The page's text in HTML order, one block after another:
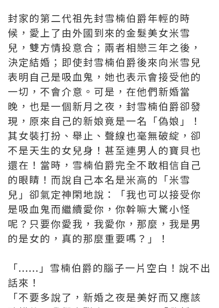
封家的第二代祖先封雪楠伯爵年輕的時
候，愛上了由外國到來的金髮美女米雪
兒，雙方情投意合；兩者相戀三年之後，
決定結婚；即使封雪楠伯爵後來向米雪兒
表明自己是吸血鬼，她也表示會接受他的
一切，不會介意。可是，在他們新婚當
晚，也是一個新月之夜，封雪楠伯爵卻發
現，原來自己的新娘竟是一名「偽娘」！
其女裝打扮、舉止、聲線也毫無破綻，卻
不是天生的女兒身！甚至連男人的寶貝也
還在！當時，雪楠伯爵完全不敢相信自己
的眼睛！而說自己本名是米高的「米雪
兒」卻氣定神閑地說：「我也可以接受你
是吸血鬼而繼續愛你，你幹嘛大驚小怪
呢？只要你愛我，我愛你，那麼，我是男
的是女的，真的那麼重要嗎？」！
「......」雪楠伯爵的腦子一片空白！說不出
話來！
「不要多說了，新婚之夜是美好而又應該